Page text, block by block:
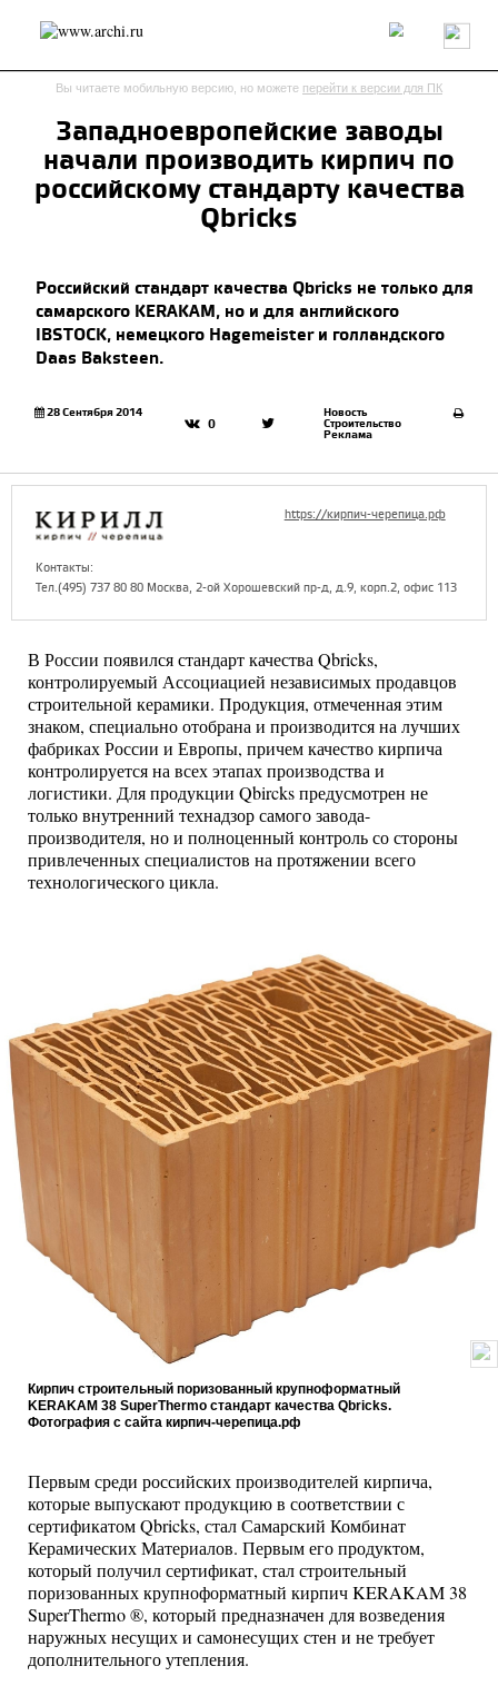
Россия Мир Технологии Интерьер Пресса
Архитекторы
send.project Анонсы конкурсов
Блог
Журнал
Интервью Исследование
Результаты конкурса
Дизайн
Иностранцы в России
Интерьер
Книги
Наследие Образование
Урбанистика
Эко
Вы читаете мобильную версию, но можете перейти к версии для ПК
Западноевропейские заводы
начали производить кирпич по
российскому стандарту качества
Qbricks
Российский стандарт качества Qbricks не только для
самарского KERAKAM, но и для английского
IBSTOCK, немецкого Hagemeister и голландского
Daas Baksteen.
28 Сентября 2014
0
Новость
Строительство
Реклама
https://кирпич-черепица.рф
Контакты:
Тел.(495) 737 80 80 Москва, 2-ой Хорошевский пр-д, д.9, корп.2, офис 113
В России появился стандарт качества Qbricks,
контролируемый Ассоциацией независимых продавцов
строительной керамики. Продукция, отмеченная этим
знаком, специально отобрана и производится на лучших
фабриках России и Европы, причем качество кирпича
контролируется на всех этапах производства и
логистики. Для продукции Qbircks предусмотрен не
только внутренний технадзор самого завода-
производителя, но и полноценный контроль со стороны
привлеченных специалистов на протяжении всего
технологического цикла.
Кирпич строительный поризованный крупноформатный
KERAKAM 38 SuperThermo стандарт качества Qbricks.
Фотография с сайта кирпич-черепица.рф
Первым среди российских производителей кирпича,
которые выпускают продукцию в соответствии с
сертификатом Qbricks, стал Самарский Комбинат
Керамических Материалов. Первым его продуктом,
который получил сертификат, стал строительный
поризованных крупноформатный кирпич KERAKAM 38
SuperThermo ®, который предназначен для возведения
наружных несущих и самонесущих стен и не требует
дополнительного утепления.